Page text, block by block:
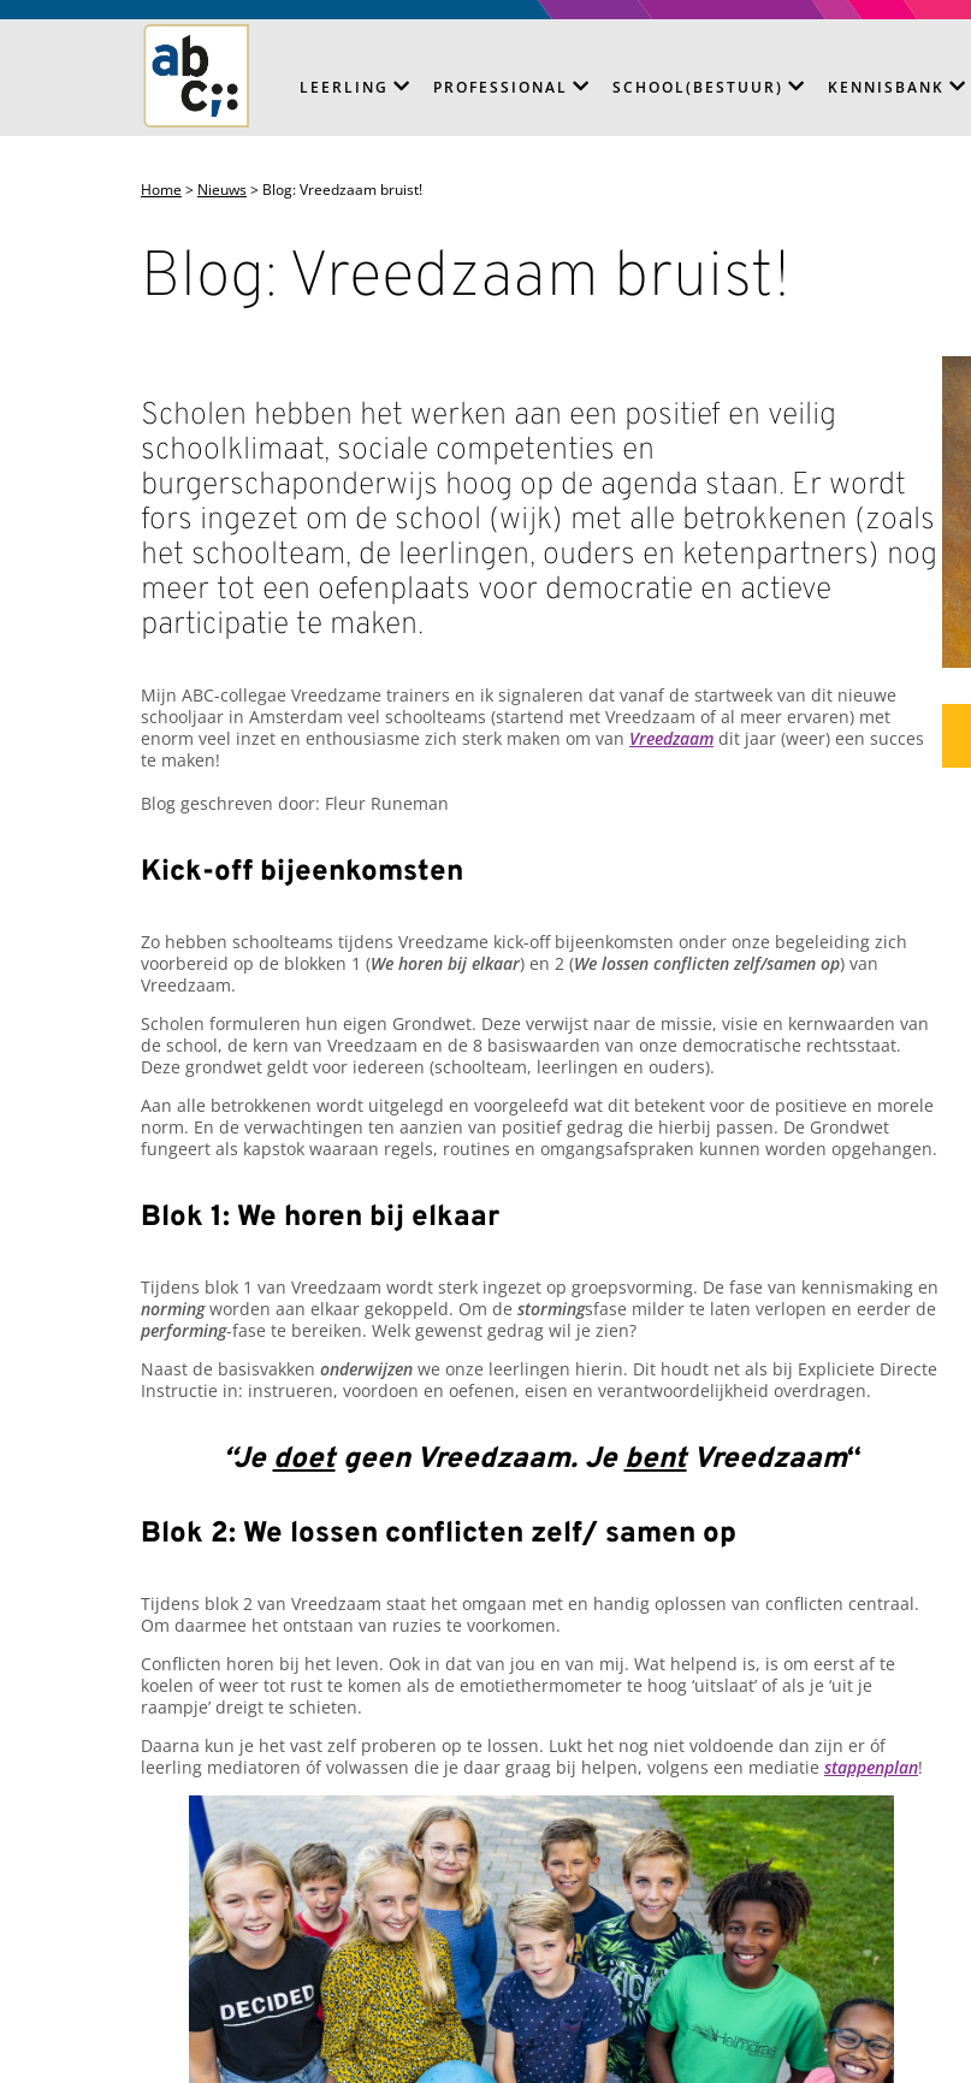
LEERLING PROFESSIONAL SCHOOL(BESTUUR) KENNISBANK
Home> Nieuws> Blog: Vreedzaam bruist!
Blog: Vreedzaam bruist!
Scholen hebben het werken aan een positief en veilig
schoolklimaat, sociale competenties en
burgerschaponderwijs hoog op de agenda staan. Er wordt
fors ingezet om de school (wijk) met alle betrokkenen (zoals
het schoolteam, de leerlingen, ouders en ketenpartners) nog
meer tot een oefenplaats voor democratie en actieve
participatie te maken.
Mijn ABC-collegae Vreedzame trainers en ik signaleren dat vanaf de startweek van dit nieuwe
schooljaar in Amsterdam veel schoolteams (startend met Vreedzaam of al meer ervaren) met
enorm veel inzet en enthousiasme zich sterk maken om van Vreedzaam dit jaar (weer) een succes
te maken!
Blog geschreven door: Fleur Runeman
Kick-off bijeenkomsten
Zo hebben schoolteams tijdens Vreedzame kick-off bijeenkomsten onder onze begeleiding zich
voorbereid op de blokken 1 (We horen bij elkaar) en 2 (We lossen conflicten zelf/samen op) van
Vreedzaam.
Scholen formuleren hun eigen Grondwet. Deze verwijst naar de missie, visie en kernwaarden van
de school, de kern van Vreedzaam en de 8 basiswaarden van onze democratische rechtsstaat.
Deze grondwet geldt voor iedereen (schoolteam, leerlingen en ouders).
Aan alle betrokkenen wordt uitgelegd en voorgeleefd wat dit betekent voor de positieve en morele
norm. En de verwachtingen ten aanzien van positief gedrag die hierbij passen. De Grondwet
fungeert als kapstok waaraan regels, routines en omgangsafspraken kunnen worden opgehangen.
Blok 1: We horen bij elkaar
Tijdens blok 1 van Vreedzaam wordt sterk ingezet op groepsvorming. De fase van kennismaking en
normingworden aan elkaar gekoppeld. Om de stormingsfase milder te laten verlopen en eerder de
performing-fase te bereiken. Welk gewenst gedrag wil je zien?
Naast de basisvakken onderwijzen we onze leerlingen hierin. Dit houdt net als bij Expliciete Directe
Instructie in: instrueren, voordoen en oefenen, eisen en verantwoordelijkheid overdragen.
“Jedoetgeen Vreedzaam. JebentVreedzaam“
Blok 2: We lossen conflicten zelf/ samen op
Tijdens blok 2 van Vreedzaam staat het omgaan met en handig oplossen van conflicten centraal.
Om daarmee het ontstaan van ruzies te voorkomen.
Conflicten horen bij het leven. Ook in dat van jou en van mij. Wat helpend is, is om eerst af te
koelen of weer tot rust te komen als de emotiethermometer te hoog ‘uitslaat’ of als je ‘uit je
raampje’ dreigt te schieten.
Daarna kun je het vast zelf proberen op te lossen. Lukt het nog niet voldoende dan zijn er óf
leerling mediatoren óf volwassen die je daar graag bij helpen, volgens een mediatie stappenplan!